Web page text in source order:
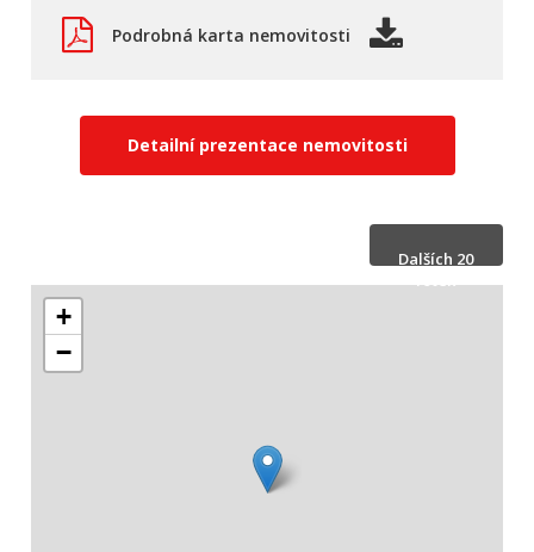
Podrobná karta nemovitosti
Detailní prezentace nemovitosti
Dalších 20
fotek
+
−